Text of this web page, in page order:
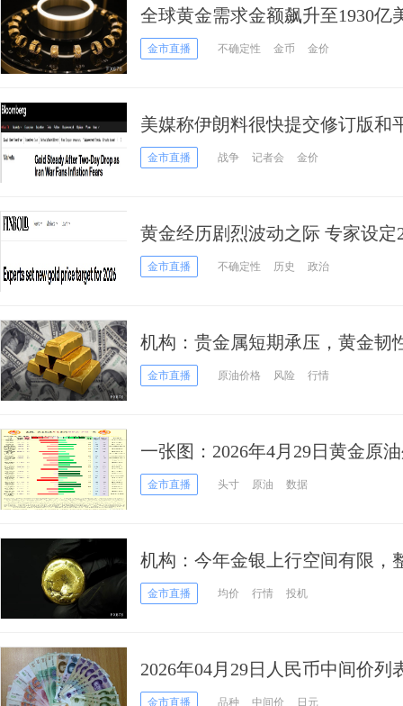
全球黄金需求金额飙升至1930亿
金市直播 不确定性 金币 金价
美媒称伊朗料很快提交修订版和
今日市场迎来大事
金市直播 战争 记者会 金价
黄金经历剧烈波动之际 专家设定
标 银价目标也调整了
金市直播 不确定性 历史 政治
机构：贵金属短期承压，黄金韧
行隐患
金市直播 原油价格 风险 行情
一张图：2026年4月29日黄金原
持仓信号”一览
金市直播 头寸 原油 数据
机构：今年金银上行空间有限，
荡运行
金市直播 均价 行情 投机
2026年04月29日人民币中间价列
金市直播 品种 中间价 日元